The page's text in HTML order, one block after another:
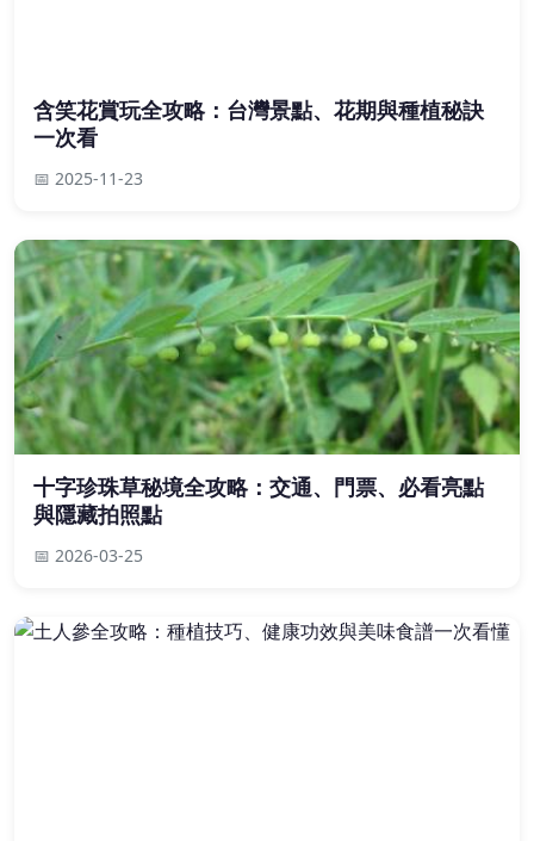
含笑花賞玩全攻略：台灣景點、花期與種植秘訣
一次看
📅 2025-11-23
十字珍珠草秘境全攻略：交通、門票、必看亮點
與隱藏拍照點
📅 2026-03-25